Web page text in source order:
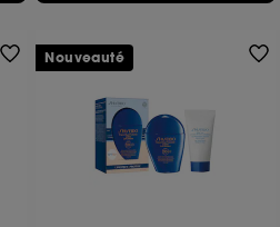
Nouveauté